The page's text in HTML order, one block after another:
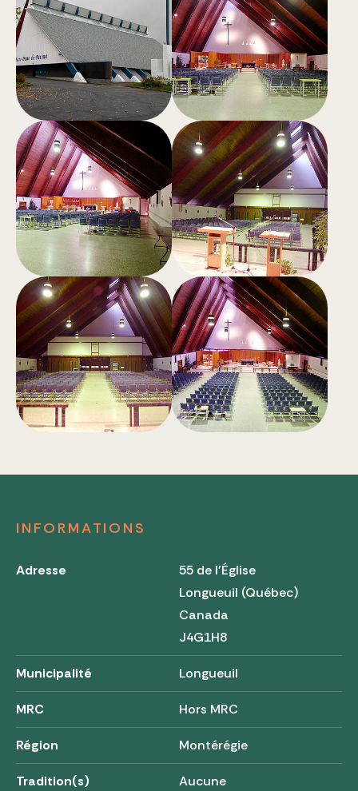
INFORMATIONS
Adresse
55 de l'Église
Longueuil (Québec)
Canada
J4G1H8
Municipalité Longueuil
MRC Hors MRC
Région Montérégie
Tradition(s)
Aucune